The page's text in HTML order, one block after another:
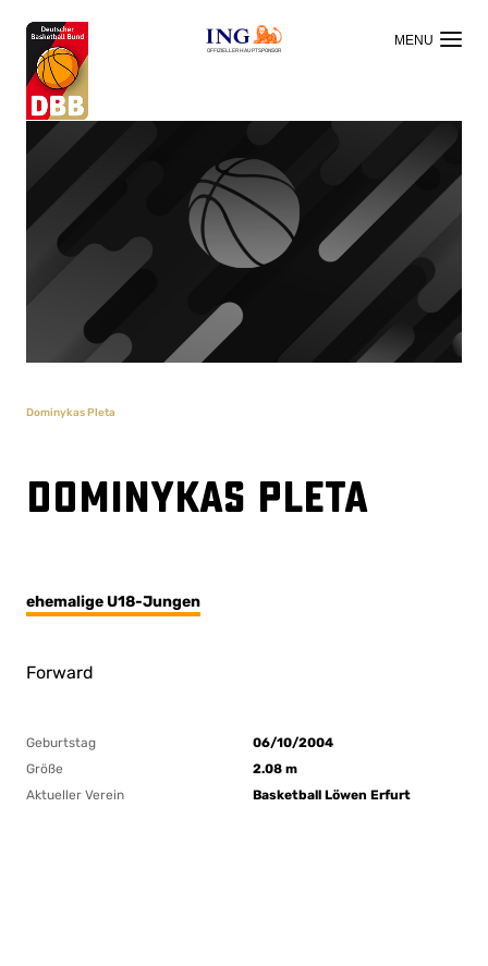
OFFIZIELLER HAUPTSPONSOR
Dominykas Pleta
Dominykas Pleta
ehemalige U18-Jungen
Forward
Geburtstag
06/10/2004
Größe
2.08 m
Aktueller Verein
Basketball Löwen Erfurt